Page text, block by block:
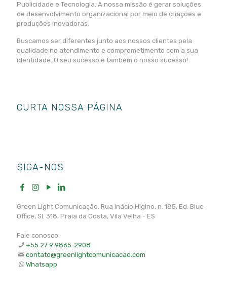
Publicidade e Tecnologia. A nossa missão é gerar soluções
de desenvolvimento organizacional por meio de criações e
produções inovadoras.
Buscamos ser diferentes junto aos nossos clientes pela
qualidade no atendimento e comprometimento com a sua
identidade. O seu sucesso é também o nosso sucesso!
CURTA NOSSA PÁGINA
SIGA-NOS
Green Light Comunicação: Rua Inácio Higino, n. 185, Ed. Blue
Office, Sl. 318, Praia da Costa, Vila Velha - ES
Fale conosco:
+55 27 9 9865-2908
contato@greenlightcomunicacao.com
Whatsapp